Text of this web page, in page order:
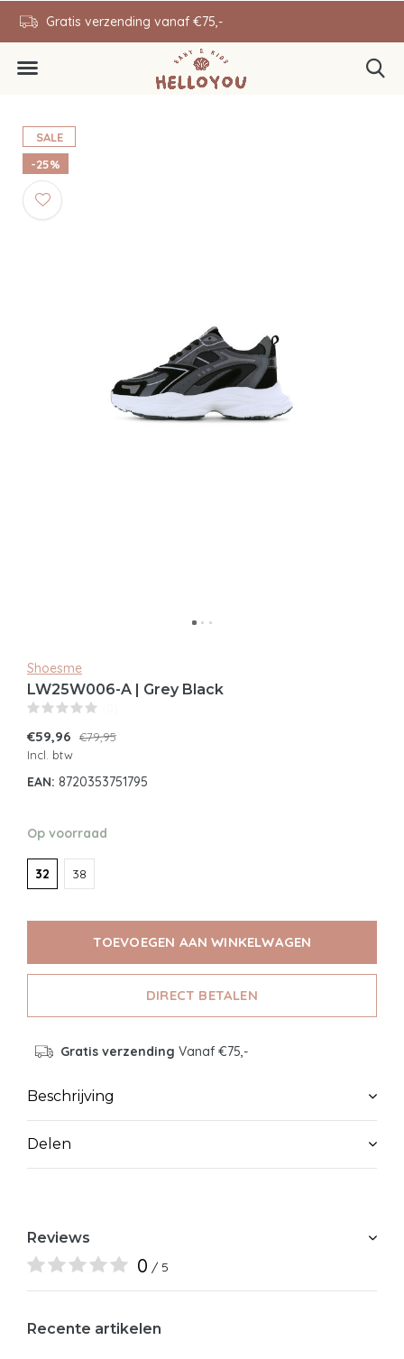
Gratis verzending vanaf €75,-
SALE
-25%
Shoesme
LW25W006-A | Grey Black
€59,96
€79,95
Incl. btw
EAN: 8720353751795
Op voorraad
32 38
TOEVOEGEN AAN WINKELWAGEN
DIRECT BETALEN
Gratis verzending Vanaf €75,-
Beschrijving
Delen
Reviews
0 / 5
Recente artikelen